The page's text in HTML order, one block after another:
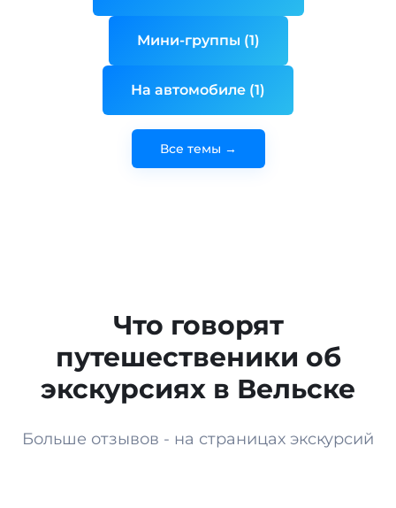
Мини-группы (1)
На автомобиле (1)
Все темы →
Что говорят
путешественики об
экскурсиях в Вельске
Больше отзывов - на страницах экскурсий